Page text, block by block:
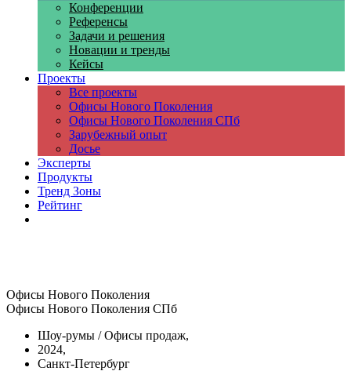
Конференции
Референсы
Задачи и решения
Новации и тренды
Кейсы
Проекты
Все проекты
Офисы Нового Поколения
Офисы Нового Поколения СПб
Зарубежный опыт
Досье
Эксперты
Продукты
Тренд Зоны
Рейтинг
Офисы Нового Поколения
Офисы Нового Поколения СПб
Шоу-румы / Офисы продаж,
2024,
Санкт-Петербург